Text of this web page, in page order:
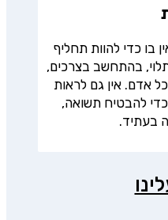
בו כדי להוות תחליף
תלוי, בהתחשב בצרכים,
אדם. אין גם לראות
להבטיח תשואה,
בעתיד.